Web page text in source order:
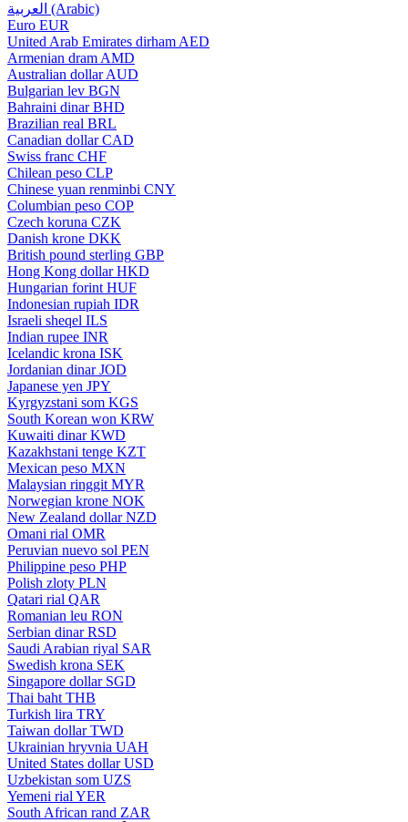
العربية (Arabic)
Euro EUR
United Arab Emirates dirham AED
Armenian dram AMD
Australian dollar AUD
Bulgarian lev BGN
Bahraini dinar BHD
Brazilian real BRL
Canadian dollar CAD
Swiss franc CHF
Chilean peso CLP
Chinese yuan renminbi CNY
Columbian peso COP
Czech koruna CZK
Danish krone DKK
British pound sterling GBP
Hong Kong dollar HKD
Hungarian forint HUF
Indonesian rupiah IDR
Israeli sheqel ILS
Indian rupee INR
Icelandic krona ISK
Jordanian dinar JOD
Japanese yen JPY
Kyrgyzstani som KGS
South Korean won KRW
Kuwaiti dinar KWD
Kazakhstani tenge KZT
Mexican peso MXN
Malaysian ringgit MYR
Norwegian krone NOK
New Zealand dollar NZD
Omani rial OMR
Peruvian nuevo sol PEN
Philippine peso PHP
Polish zloty PLN
Qatari rial QAR
Romanian leu RON
Serbian dinar RSD
Saudi Arabian riyal SAR
Swedish krona SEK
Singapore dollar SGD
Thai baht THB
Turkish lira TRY
Taiwan dollar TWD
Ukrainian hryvnia UAH
United States dollar USD
Uzbekistan som UZS
Yemeni rial YER
South African rand ZAR